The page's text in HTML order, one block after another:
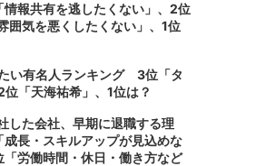
報共有を逃したくない」、2位
囲気を悪くしたくない」、1位
たい有名人ランキング 3位「タ
位「天海祐希」、1位は？
した会社、早期に退職する理
長・スキルアップが見込めな
「労働時間・休日・働き方など